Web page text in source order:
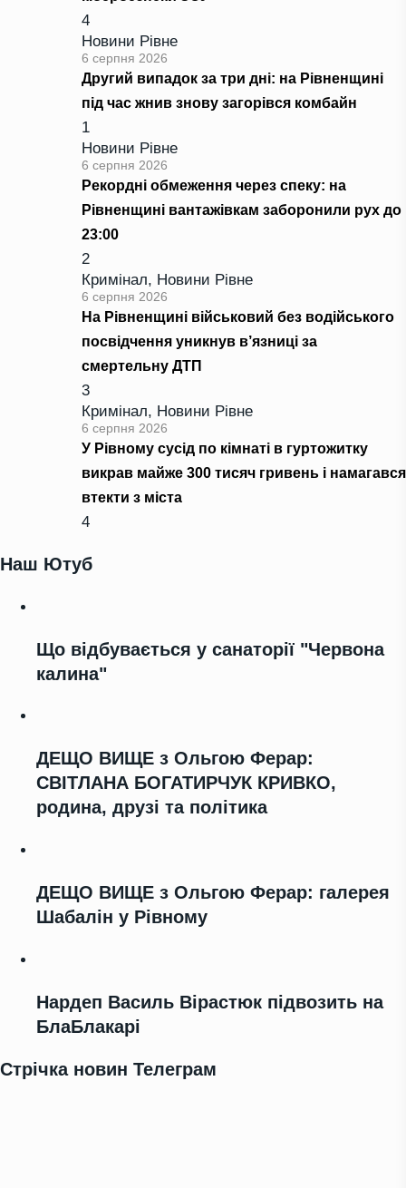
4
Новини Рівне
6 серпня 2026
Другий випадок за три дні: на Рівненщині
під час жнив знову загорівся комбайн
1
Новини Рівне
6 серпня 2026
Рекордні обмеження через спеку: на
Рівненщині вантажівкам заборонили рух до
23:00
2
Кримінал, Новини Рівне
6 серпня 2026
На Рівненщині військовий без водійського
посвідчення уникнув в’язниці за
смертельну ДТП
3
Кримінал, Новини Рівне
6 серпня 2026
У Рівному сусід по кімнаті в гуртожитку
викрав майже 300 тисяч гривень і намагався
втекти з міста
4
Наш Ютуб
Що відбувається у санаторії "Червона
калина"
ДЕЩО ВИЩЕ з Ольгою Ферар:
СВІТЛАНА БОГАТИРЧУК КРИВКО,
родина, друзі та політика
ДЕЩО ВИЩЕ з Ольгою Ферар: галерея
Шабалін у Рівному
Нардеп Василь Вірастюк підвозить на
БлаБлакарі
Стрічка новин Телеграм